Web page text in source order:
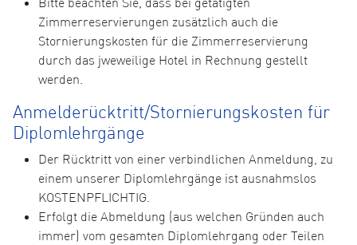
Zimmerreservierungen zusätzlich auch die
Stornierungskosten für die Zimmerreservierung
durch das jweweilige Hotel in Rechnung gestellt
werden.
Anmelderücktritt/Stornierungskosten für
Diplomlehrgänge
Der Rücktritt von einer verbindlichen Anmeldung, zu
einem unserer Diplomlehrgänge ist ausnahmslos
KOSTENPFLICHTIG.
Erfolgt die Abmeldung (aus welchen Gründen auch
immer) vom gesamten Diplomlehrgang oder Teilen